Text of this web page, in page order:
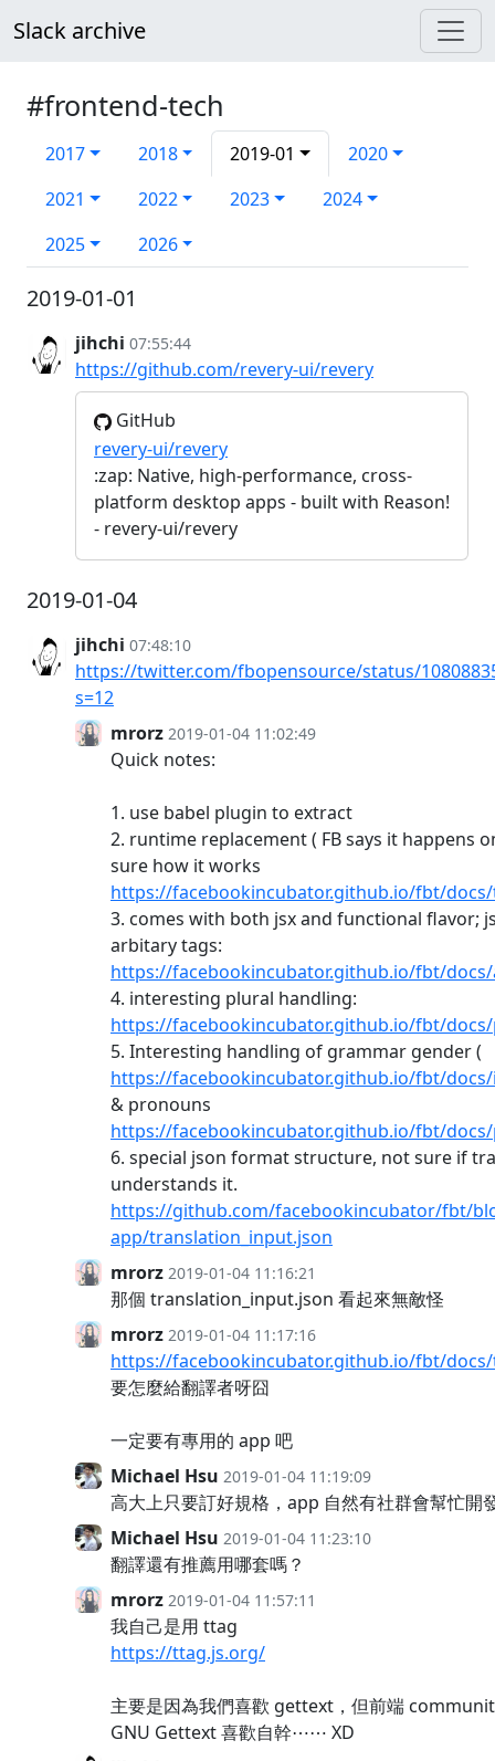
Slack archive
#frontend-tech
2017 2018 2019-01
2020
2021
2022 2023
2024
2025
2026
2019-01-01
jihchi 07:55:44
https://github.com/revery-ui/revery
GitHub
revery-ui/revery
:zap: Native, high-performance, cross-
platform desktop apps - built with Reason!
- revery-ui/revery
2019-01-04
jihchi 07:48:10
https://twitter.com/fbopensource/status/
s=12
mrorz 2019-01-04 11:02:49
Quick notes:
1. use babel plugin to extract
2. runtime replacement ( FB says it happens
sure how it works
https://facebookincubator.github.io/fbt/
3. comes with both jsx and functional flavor;
arbitary tags:
https://facebookincubator.github.io/fbt/
4. interesting plural handling:
https://facebookincubator.github.io/fbt/
5. Interesting handling of grammar gender (
https://facebookincubator.github.io/fbt/
& pronouns
https://facebookincubator.github.io/fbt/
6. special json format structure, not sure if
understands it.
https://github.com/facebookincubator/fbt/
app/translation_input.json
mrorz 2019-01-04 11:16:21
那個 translation_input.json 看起來無敵怪
mrorz 2019-01-04 11:17:16
https://facebookincubator.github.io/fbt/
要怎麼給翻譯者呀囧
一定要有專用的 app 吧
Michael Hsu 2019-01-04 11:19:09
高大上只要訂好規格，app 自然有社群會幫忙開
Michael Hsu 2019-01-04 11:23:10
翻譯還有推薦用哪套嗎？
mrorz 2019-01-04 11:57:11
我自己是用 ttag
https://ttag.js.org/
主要是因為我們喜歡 gettext，但前端
GNU Gettext 喜歡自幹⋯⋯ XD